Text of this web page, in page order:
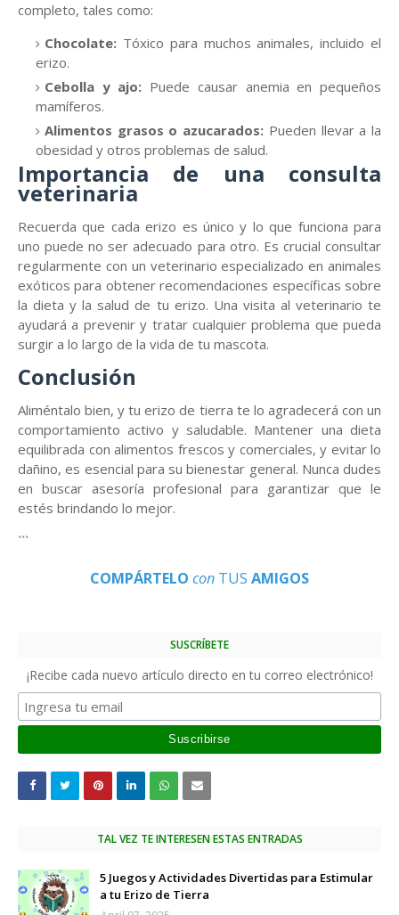
completo, tales como:
Chocolate: Tóxico para muchos animales, incluido el
erizo.
Cebolla y ajo: Puede causar anemia en pequeños
mamíferos.
Alimentos grasos o azucarados: Pueden llevar a la
obesidad y otros problemas de salud.
Importancia de una consulta
veterinaria
Recuerda que cada erizo es único y lo que funciona para
uno puede no ser adecuado para otro. Es crucial consultar
regularmente con un veterinario especializado en animales
exóticos para obtener recomendaciones específicas sobre
la dieta y la salud de tu erizo. Una visita al veterinario te
ayudará a prevenir y tratar cualquier problema que pueda
surgir a lo largo de la vida de tu mascota.
Conclusión
Aliméntalo bien, y tu erizo de tierra te lo agradecerá con un
comportamiento activo y saludable. Mantener una dieta
equilibrada con alimentos frescos y comerciales, y evitar lo
dañino, es esencial para su bienestar general. Nunca dudes
en buscar asesoría profesional para garantizar que le
estés brindando lo mejor.
```
COMPÁRTELO con TUS AMIGOS
SUSCRÍBETE
¡Recibe cada nuevo artículo directo en tu correo electrónico!
TAL VEZ TE INTERESEN ESTAS ENTRADAS
5 Juegos y Actividades Divertidas para Estimular
a tu Erizo de Tierra